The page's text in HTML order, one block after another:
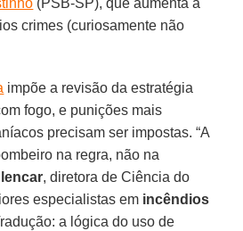
crimes (curiosamente não
impõe a revisão da estratégia
fogo, e punições mais
precisam ser impostas. “A
na regra, não na
, diretora de Ciência do
especialistas em incêndios
a lógica do uso de